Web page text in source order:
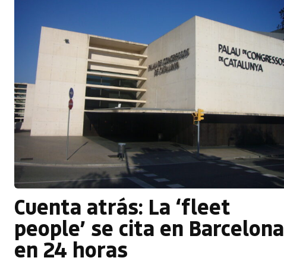
Cuenta atrás: La ‘fleet
people’ se cita en Barcelona
en 24 horas